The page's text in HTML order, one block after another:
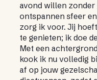
avond willen zonder
ontspannen sfeer
zorg ik voor. Jij
te genieten; ik doe
Met een
kook ik nu volledig
af op jouw